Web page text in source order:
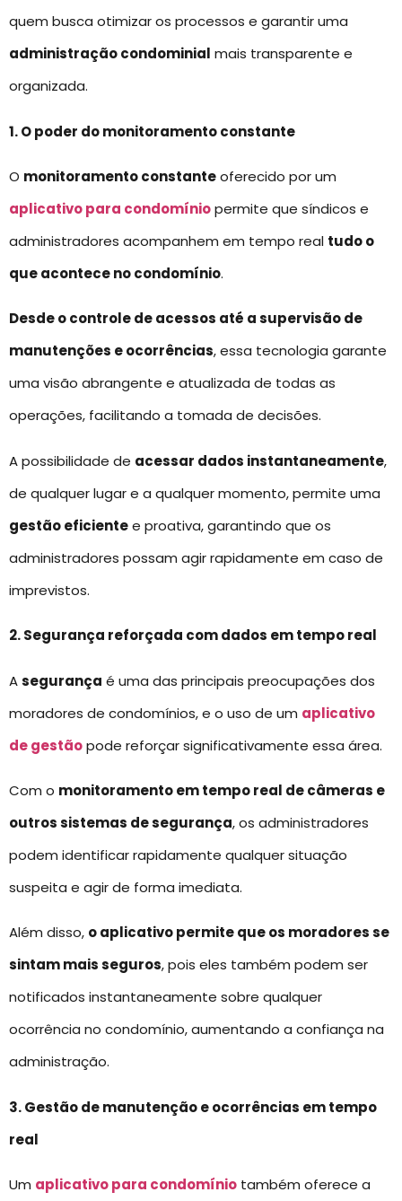
quem busca otimizar os processos e garantir uma
administração condominial mais transparente e
organizada.
1. O poder do monitoramento constante
O monitoramento constanteoferecido por um
aplicativo para condomíniopermite que síndicos e
administradores acompanhem em tempo real tudo o
que acontece no condomínio.
Desde o controle de acessos até a supervisão de
manutenções e ocorrências, essa tecnologia garante
uma visão abrangente e atualizada de todas as
operações, facilitando a tomada de decisões.
A possibilidade de acessar dados instantaneamente,
de qualquer lugar e a qualquer momento, permite uma
gestão eficientee proativa, garantindo que os
administradores possam agir rapidamente em caso de
imprevistos.
2. Segurança reforçada com dados em tempo real
Asegurança é uma das principais preocupações dos
moradores de condomínios, e o uso de um aplicativo
de gestãopode reforçar significativamente essa área.
Com o monitoramento em tempo real de câmeras e
outros sistemas de segurança, os administradores
podem identificar rapidamente qualquer situação
suspeita e agir de forma imediata.
Além disso, o aplicativo permite que os moradores se
sintam mais seguros, pois eles também podem ser
notificados instantaneamente sobre qualquer
ocorrência no condomínio, aumentando a confiança na
administração.
3. Gestão de manutenção e ocorrências em tempo
real
Um aplicativo para condomínio também oferece a